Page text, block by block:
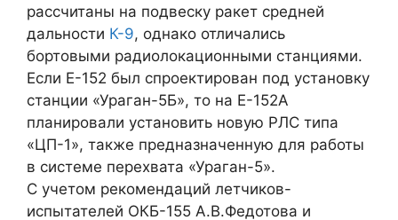
рассчитаны на подвеску ракет средней
дальности К-9, однако отличались
бортовыми радиолокационными станциями.
Если Е-152 был спроектирован под установку
станции «Ураган-5Б», то на Е-152А
планировали установить новую РЛС типа
«ЦП-1», также предназначенную для работы
в системе перехвата «Ураган-5».
С учетом рекомендаций летчиков-
испытателей ОКБ-155 А.В.Федотова и